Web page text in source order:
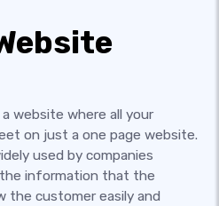
website where all your
on just a one page website.
used by companies
information that the
customer easily and